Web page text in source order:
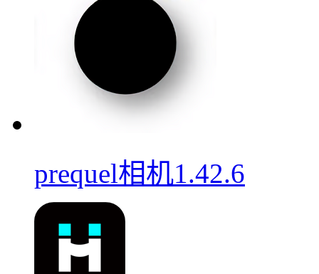
prequel相机1.42.6